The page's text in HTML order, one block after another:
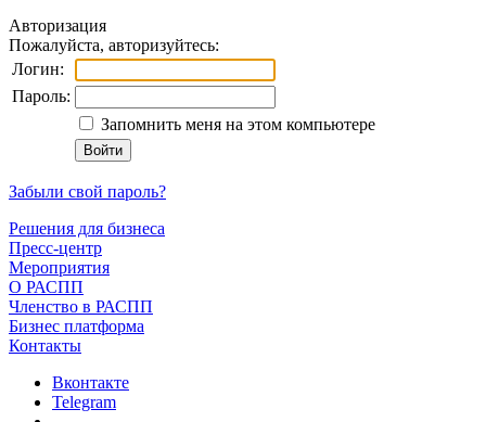
Авторизация
Пожалуйста, авторизуйтесь:
Логин:
Пароль:
Запомнить меня на этом компьютере
Забыли свой пароль?
Решения для бизнеса
Пресс-центр
Мероприятия
О РАСПП
Членство в РАСПП
Бизнес платформа
Контакты
Вконтакте
Telegram